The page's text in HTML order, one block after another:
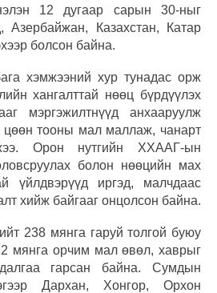
12 дугаар сарын 30-ныг
Азербайжан, Казахстан, Катар
болсон байна.
хэмжээний хур тунадас орж
хангалттай нөөц бүрдүүлэх
мэргэжилтнүүд анхааруулж
тооны мал маллаж, чанарт
Орон нутгийн ХХААГ-ын
болон нөөцийн мах
үйлдвэрүүд иргэд, малчдаас
хийж байгааг онцолсон байна.
238 мянга гаруй толгой буюу
мянга орчим мал өвөл, хаврыг
гарсан байна. Сумдын
Дархан, Хонгор, Орхон